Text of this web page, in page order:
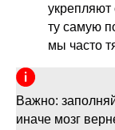
укрепляют
ту самую
мы часто
Важно:
иначе мозг